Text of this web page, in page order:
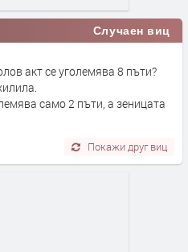
Случаен виц
акт се уголемява 8 пъти?
само 2 пъти, а зеницата
Покажи друг виц